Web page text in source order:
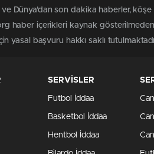
Dünya’dan son dakika haberler,
haber içerikleri kaynak gösterilmeden
yasal başvuru hakkı saklı
SERVİSLER
Futbol İddaa
Basketbol İddaa
Hentbol İddaa